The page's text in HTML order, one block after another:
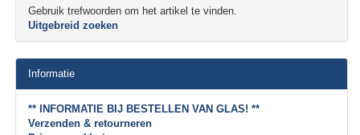
Gebruik trefwoorden om het artikel te vinden.
Uitgebreid zoeken
Informatie
** INFORMATIE BIJ BESTELLEN VAN GLAS! **
Verzenden & retourneren